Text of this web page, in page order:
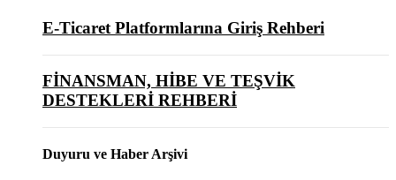
E-Ticaret Platformlarına Giriş Rehberi
FİNANSMAN, HİBE VE TEŞVİK
DESTEKLERİ REHBERİ
Duyuru ve Haber Arşivi